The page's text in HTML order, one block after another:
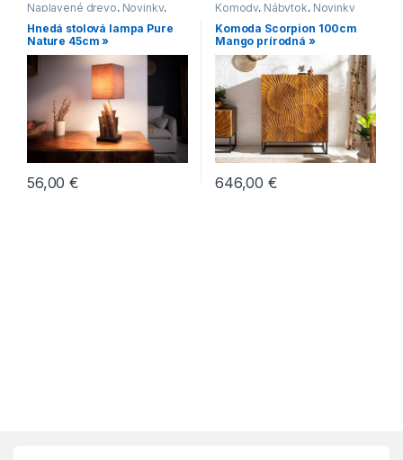
Naplavené drevo, Novinky,
Série,Stolové lampy, Svietidlá
Hnedá stolová lampa Pure
Nature 45cm »
56,00€
Komody, Nábytok, Novinky
Komoda Scorpion 100cm
Mango prírodná »
646,00€